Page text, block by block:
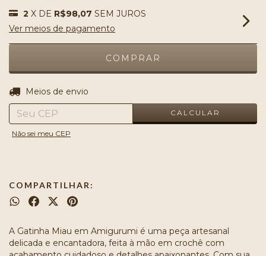
2 X DE R$98,07 SEM JUROS
Ver meios de pagamento
Entregas para o CEP:
Meios de envio
CALCULAR
Não sei meu CEP
COMPARTILHAR:
A Gatinha Miau em Amigurumi é uma peça artesanal
delicada e encantadora, feita à mão em crochê com